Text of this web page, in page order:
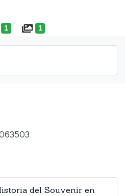
1 1
del Souvenir en